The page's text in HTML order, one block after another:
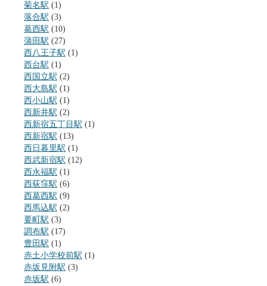
菊名駅 (1)
落合駅 (3)
葛西駅 (10)
蒲田駅 (27)
西八王子駅 (1)
西台駅 (1)
西国立駅 (2)
西大島駅 (1)
西小山駅 (1)
西新井駅 (2)
西新宿五丁目駅 (1)
西新宿駅 (13)
西日暮里駅 (1)
西武新宿駅 (12)
西永福駅 (1)
西荻窪駅 (6)
西葛西駅 (9)
西馬込駅 (2)
要町駅 (3)
調布駅 (17)
豊田駅 (1)
赤土小学校前駅 (1)
赤坂見附駅 (3)
赤坂駅 (6)